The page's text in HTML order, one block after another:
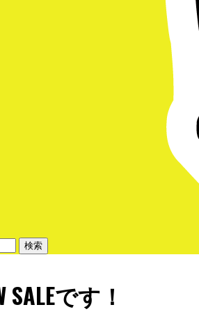
です！